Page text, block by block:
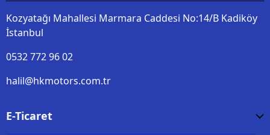
Kozyatağı Mahallesi Marmara Caddesi No:14/B Kadiköy
İstanbul
0532 772 96 02
halil@hkmotors.com.tr
E-Ticaret